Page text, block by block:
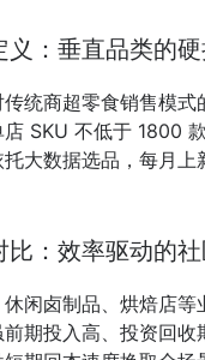
义：垂直品类的
统商超零食销售模
SKU 不低于 1800
大数据选品，每月
比：效率驱动的
闲卤制品、烘焙店
期投入高、投资回